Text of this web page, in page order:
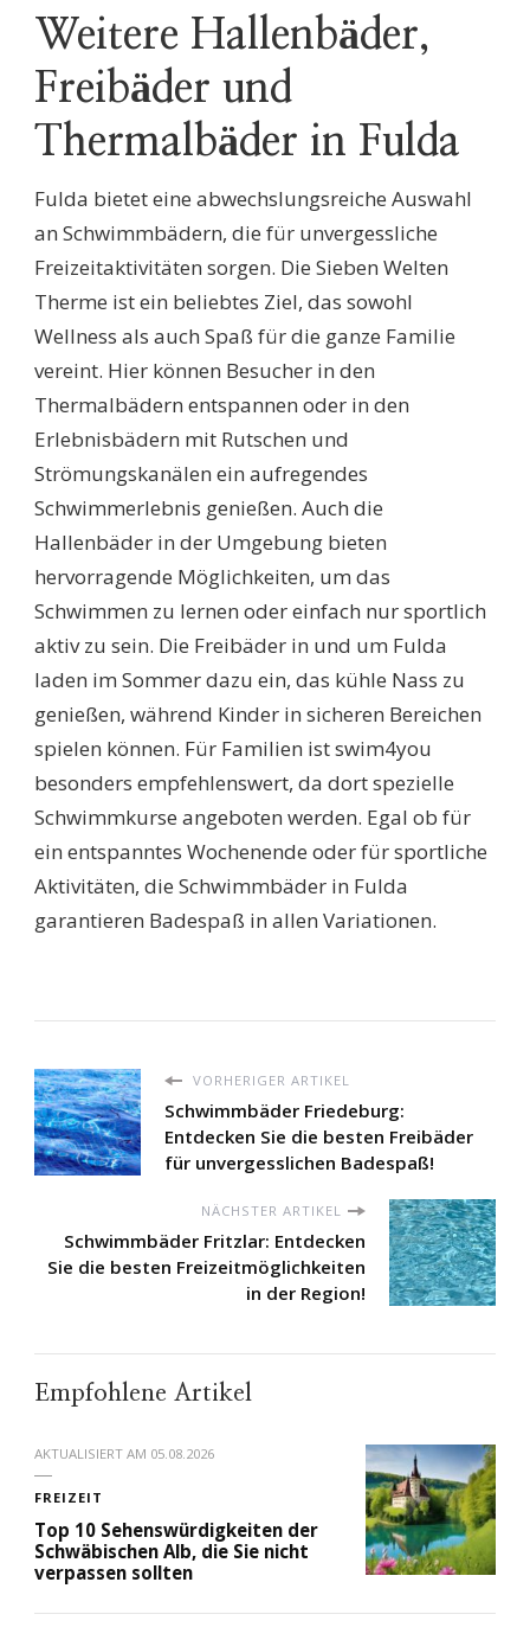
Weitere Hallenbäder,
Freibäder und
Thermalbäder in Fulda
Fulda bietet eine abwechslungsreiche Auswahl
an Schwimmbädern, die für unvergessliche
Freizeitaktivitäten sorgen. Die Sieben Welten
Therme ist ein beliebtes Ziel, das sowohl
Wellness als auch Spaß für die ganze Familie
vereint. Hier können Besucher in den
Thermalbädern entspannen oder in den
Erlebnisbädern mit Rutschen und
Strömungskanälen ein aufregendes
Schwimmerlebnis genießen. Auch die
Hallenbäder in der Umgebung bieten
hervorragende Möglichkeiten, um das
Schwimmen zu lernen oder einfach nur sportlich
aktiv zu sein. Die Freibäder in und um Fulda
laden im Sommer dazu ein, das kühle Nass zu
genießen, während Kinder in sicheren Bereichen
spielen können. Für Familien ist swim4you
besonders empfehlenswert, da dort spezielle
Schwimmkurse angeboten werden. Egal ob für
ein entspanntes Wochenende oder für sportliche
Aktivitäten, die Schwimmbäder in Fulda
garantieren Badespaß in allen Variationen.
VORHERIGER ARTIKEL
Schwimmbäder Friedeburg:
Entdecken Sie die besten Freibäder
für unvergesslichen Badespaß!
NÄCHSTER ARTIKEL
Schwimmbäder Fritzlar: Entdecken
Sie die besten Freizeitmöglichkeiten
in der Region!
Empfohlene Artikel
AKTUALISIERT AM 05.08.2026
FREIZEIT
Top 10 Sehenswürdigkeiten der
Schwäbischen Alb, die Sie nicht
verpassen sollten